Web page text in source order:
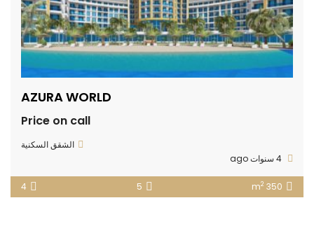
AZURA WORLD
Price on call
الشقق السكنية
350 m
2
5
4